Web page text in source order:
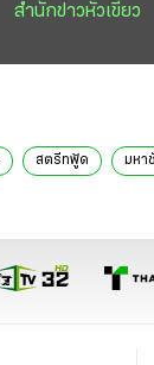
สำนักข่าวหัวเขียว
สตรีทฟู้ด มหา